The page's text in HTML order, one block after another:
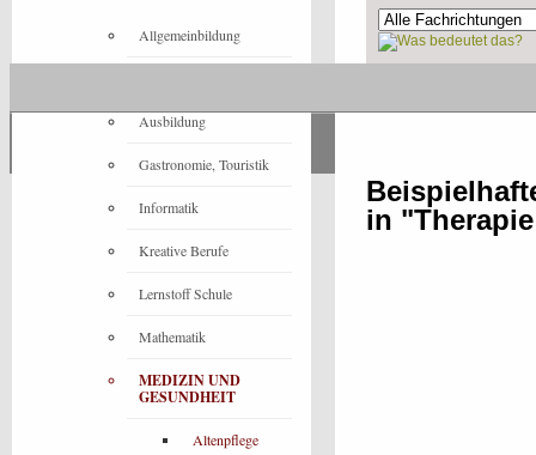
in
Allgemeinbildung
Ausbildung
Gastronomie, Touristik
Informatik
Kreative Berufe
Lernstoff Schule
Mathematik
MEDIZIN UND
GESUNDHEIT
Altenpflege